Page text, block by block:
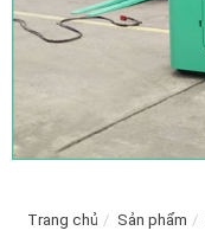
Trang chủ / Sản phẩm /